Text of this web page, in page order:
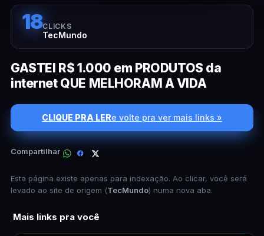
18CLICKS
TecMundo
GASTEI R$ 1.000 em PRODUTOS da
internet QUE MELHORAM A VIDA
CLIQUE PRA LERe volte pra ver mais links »
Compartilhar
Esta página existe apenas para indexação. Ao clicar, você será
levado ao site de origem (TecMundo) numa nova aba.
Mais links pra você